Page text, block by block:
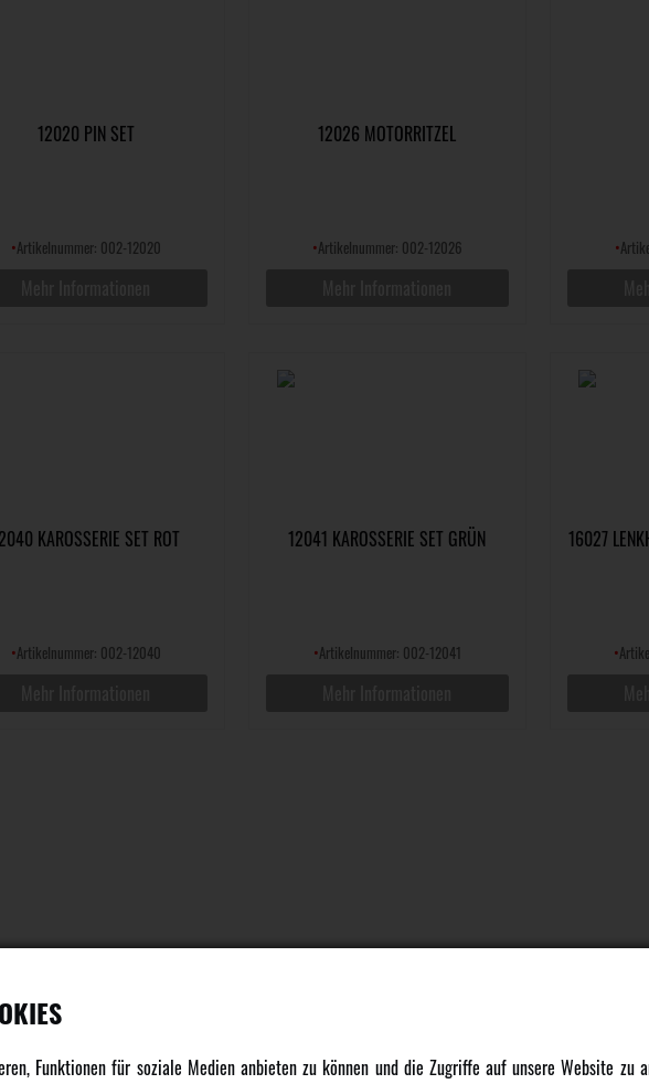
12020 PIN SET
•Artikelnummer: 002-12020
12026 MOTORRITZEL
•Artikelnummer: 002-12026 •
KAROSSERIE SET ROT
•Artikelnummer: 002-12040
12041 KAROSSERIE SET GRÜN
•Artikelnummer: 002-12041
16027
•
Funktionen für soziale Medien anbieten zu können und die Zugriffe auf unsere Website zu